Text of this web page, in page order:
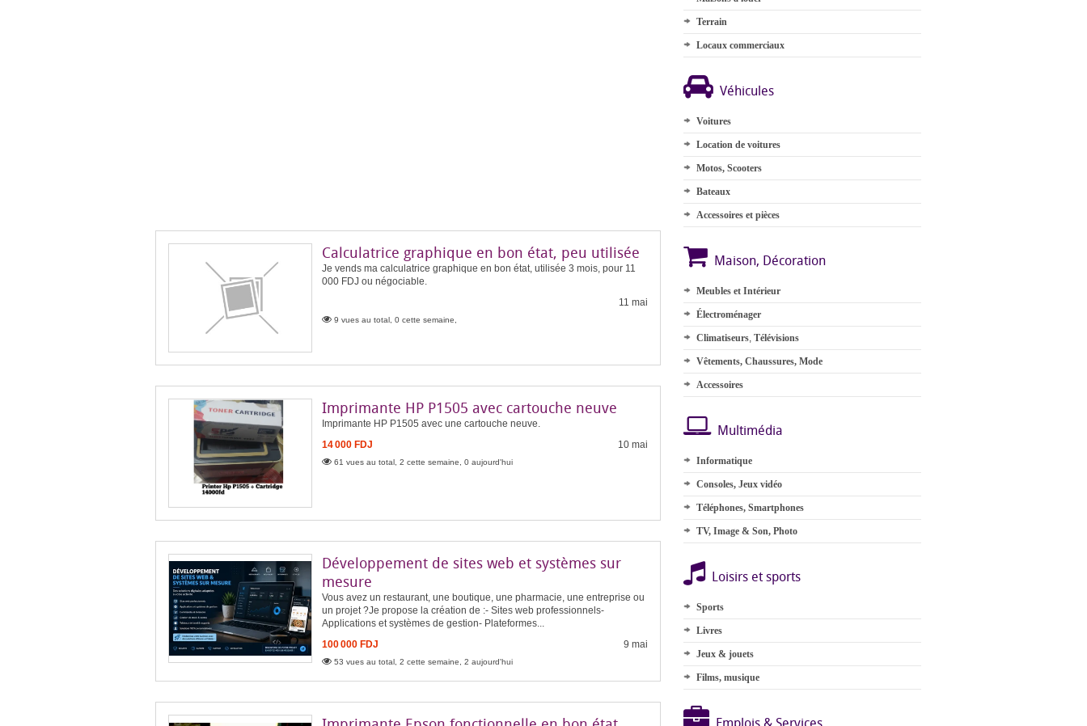
Calculatrice graphique en bon état, peu utilisée
Je vends ma calculatrice graphique en bon état, utilisée 3 mois, pour 11
000 FDJ ou négociable.
11 mai
9 vues au total, 0 cette semaine,
Imprimante HP P1505 avec cartouche neuve
Imprimante HP P1505 avec une cartouche neuve.
14 000 FDJ
10 mai
61 vues au total, 2 cette semaine, 0 aujourd'hui
Développement de sites web et systèmes sur
mesure
Vous avez un restaurant, une boutique, une pharmacie, une entreprise ou
un projet ?Je propose la création de :- Sites web professionnels-
Applications et systèmes de gestion- Plateformes...
100 000 FDJ
9 mai
53 vues au total, 2 cette semaine, 2 aujourd'hui
Terrain
Locaux commerciaux
Véhicules
Voitures
Location de voitures
Motos, Scooters
Bateaux
Accessoires et pièces
Maison, Décoration
Meubles et Intérieur
Électroménager
Climatiseurs, Télévisions
Vêtements, Chaussures, Mode
Accessoires
Multimédia
Informatique
Consoles, Jeux vidéo
Téléphones, Smartphones
TV, Image & Son, Photo
Loisirs et sports
Sports
Livres
Jeux & jouets
Films, musique